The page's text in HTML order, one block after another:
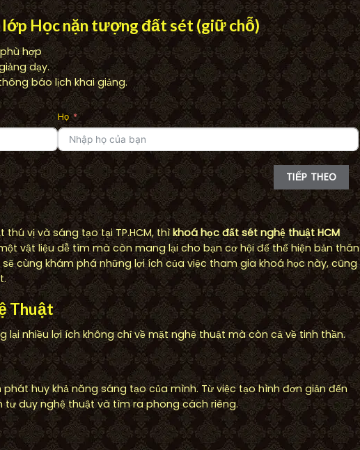
Học nặn tượng đất sét (giữ chỗ)
hợp
dạy.
báo lịch khai giảng.
Họ
TIẾP THEO
vị và sáng tạo tại TP.HCM, thìkhoá học đất sét nghệ thuật HCM
vật liệu dễ tìm mà còn mang lại cho bạn cơ hội để thể hiện bản thân
cùng khám phá những lợi ích của việc tham gia khoá học này, cũng
Thuật
lại nhiều lợi ích không chỉ về mặt nghệ thuật mà còn cả về tinh thần.
huy khả năng sáng tạo của mình. Từ việc tạo hình đơn giản đến
duy nghệ thuật và tìm ra phong cách riêng.